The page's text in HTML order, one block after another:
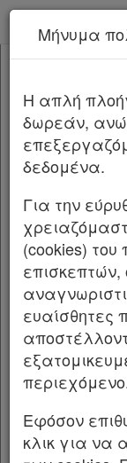
Κεφαλίδα
Σώμα [-]
Άρθρο 1
παρ.1
παρ.3
παρ.4
Άρθρο 2
παρ.1
παρ.2
παρ.3
παρ.4
παρ.5
παρ.6
παρ.7
παρ.8
παρ.9
Νέα
Νόμος
Με
NOMOΣ ΥΠ΄
Μέτρα για
στήριξης
κράτη-μέλη
Νομισματικό
Ο ΠΡΟΕΔΡΟΣ
Εκδίδομε
Μήνυμα
H απλή
δωρεάν,
δεδομένα.
Για την
(cookies)
ευαίσθητες
Εφόσον
κλικ για να